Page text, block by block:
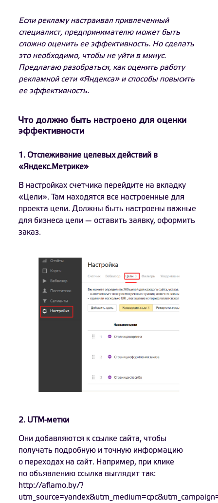
Если рекламу настраивал привлеченный
специалист, предпринимателю может быть
сложно оценить ее эффективность. Но сделать
это необходимо, чтобы не уйти в минус.
Предлагаю разобраться, как оценить работу
рекламной сети «Яндекса» и способы повысить
ее эффективность.
Что должно быть настроено для оценки
эффективности
1. Отслеживание целевых действий в
«Яндекс.Метрике»
В настройках счетчика перейдите на вкладку
«Цели». Там находятся все настроенные для
проекта цели. Должны быть настроены важные
для бизнеса цели — оставить заявку, оформить
заказ.
2. UTM-метки
Они добавляются к ссылке сайта, чтобы
получать подробную и точную информацию
о переходах на сайт. Например, при клике
по объявлению ссылка выглядит так:
http://aflamo.by/?